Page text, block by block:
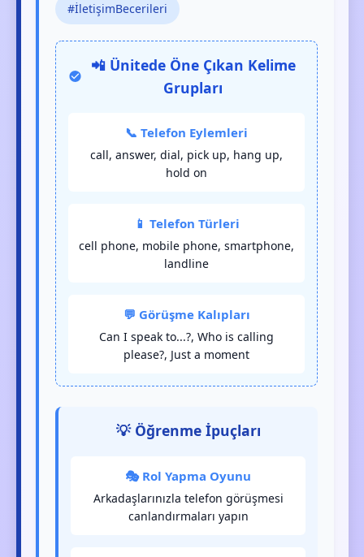
#İletişimBecerileri
📲 Ünitede Öne Çıkan Kelime
Grupları
📞 Telefon Eylemleri
call, answer, dial, pick up, hang up,
hold on
📱 Telefon Türleri
cell phone, mobile phone, smartphone,
landline
💬 Görüşme Kalıpları
Can I speak to...?, Who is calling
please?, Just a moment
💡 Öğrenme İpuçları
🎭 Rol Yapma Oyunu
Arkadaşlarınızla telefon görüşmesi
canlandırmaları yapın